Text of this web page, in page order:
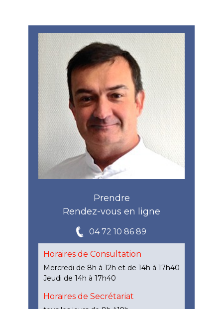
Prendre
Rendez-vous en ligne
04 72 10 86 89
Horaires de Consultation
Mercredi de 8h à 12h et de 14h à 17h40
Jeudi de 14h à 17h40
Horaires de Secrétariat